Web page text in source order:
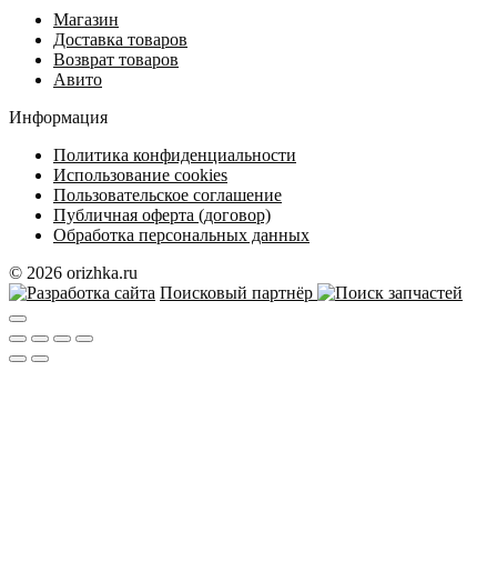
Магазин
Доставка товаров
Возврат товаров
Авито
Информация
Политика конфиденциальности
Использование cookies
Пользовательское соглашение
Публичная оферта (договор)
Обработка персональных данных
© 2026 orizhka.ru
Поисковый партнёр